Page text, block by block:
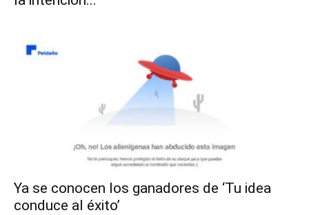
Ya se conocen los ganadores de ‘Tu idea
conduce al éxito’